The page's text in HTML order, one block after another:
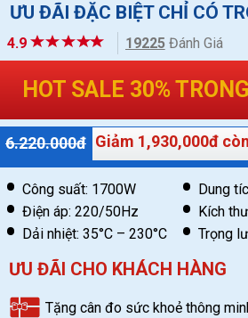
ƯU ĐÃI ĐẶC BIỆT CHỈ CÓ
HOT SALE 30%
6.220.000đ Giảm 1,930,000đ còn
Công suất: 1700W
Điện áp: 220/50Hz
Dải nhiệt: 35°C – 230°C
Dung
Kích
Trọng
ƯU ĐÃI CHO KHÁCH HÀNG
Tặng cân đo sức khoẻ thông
19225 Đánh Giá
4.9